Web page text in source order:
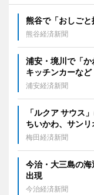
熊谷で「おしご
熊谷経済新聞
浦安・境川で「
キッチンカーなど
浦安経済新聞
「ルクア サウス
ちいかわ、サンリ
梅田経済新聞
今治・大三島の
出現
今治経済新聞